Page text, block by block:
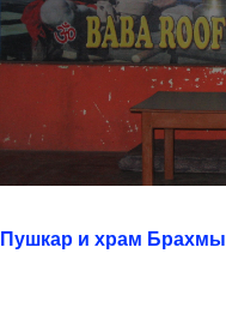
Пушкар и храм Брахмы